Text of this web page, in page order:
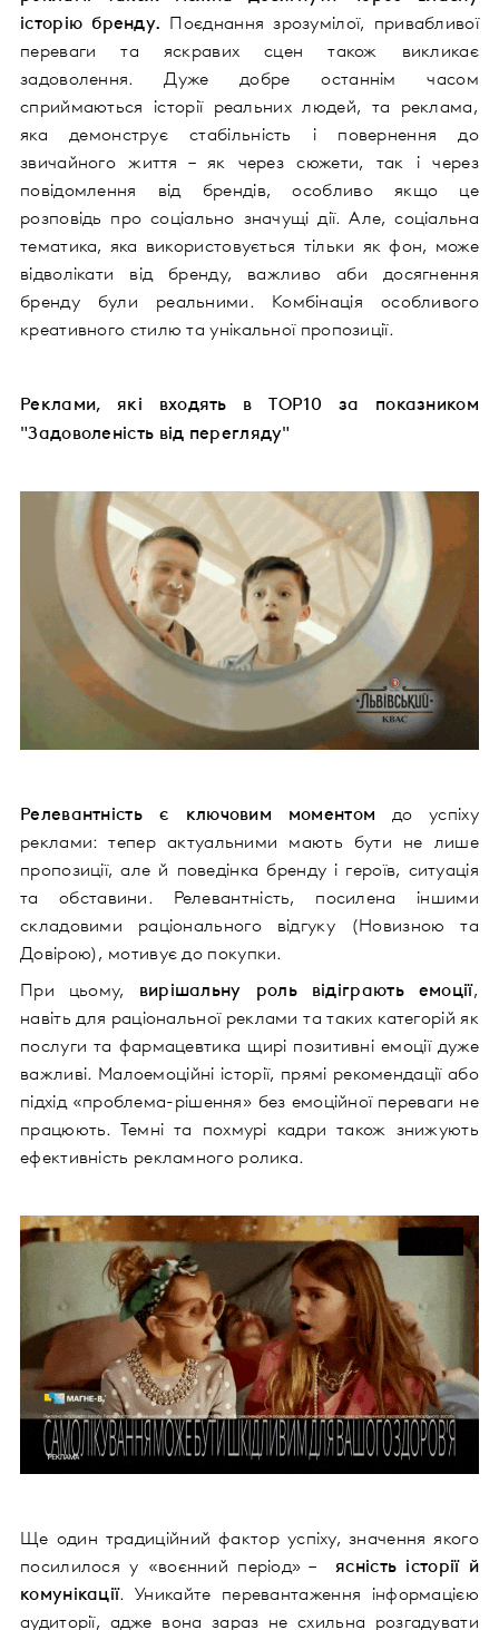
історію бренду. Поєднання зрозумілої, привабливої
переваги та яскравих сцен також викликає
задоволення. Дуже добре останнім часом
сприймаються історії реальних людей, та реклама,
яка демонструє стабільність і повернення до
звичайного життя – як через сюжети, так і через
повідомлення від брендів, особливо якщо це
розповідь про соціально значущі дії. Але, соціальна
тематика, яка використовується тільки як фон, може
відволікати від бренду, важливо аби досягнення
бренду були реальними. Комбінація особливого
креативного стилю та унікальної пропозиції.
Реклами, які входять в TOP10 за показником
"Задоволеність від перегляду"
Релевантність є ключовим моментом до успіху
реклами: тепер актуальними мають бути не лише
пропозиції, але й поведінка бренду і героїв, ситуація
та обставини. Релевантність, посилена іншими
складовими раціонального відгуку (Новизною та
Довірою), мотивує до покупки.
При цьому, вирішальну роль відіграють емоції,
навіть для раціональної реклами та таких категорій як
послуги та фармацевтика щирі позитивні емоції дуже
важливі. Малоемоційні історії, прямі рекомендації або
підхід «проблема-рішення» без емоційної переваги не
працюють. Темні та похмурі кадри також знижують
ефективність рекламного ролика.
Ще один традиційний фактор успіху, значення якого
посилилося у «воєнний період» –ясність історії й
комунікації. Уникайте перевантаження інформацією
аудиторії, адже вона зараз не схильна розгадувати